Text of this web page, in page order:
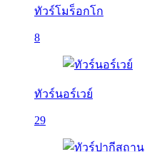
ทัวร์โมร็อกโก
8
ทัวร์นอร์เวย์
29